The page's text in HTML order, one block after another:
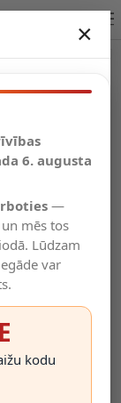
×
6. augusta
—
mēs tos
Lūdzam
var
kodu